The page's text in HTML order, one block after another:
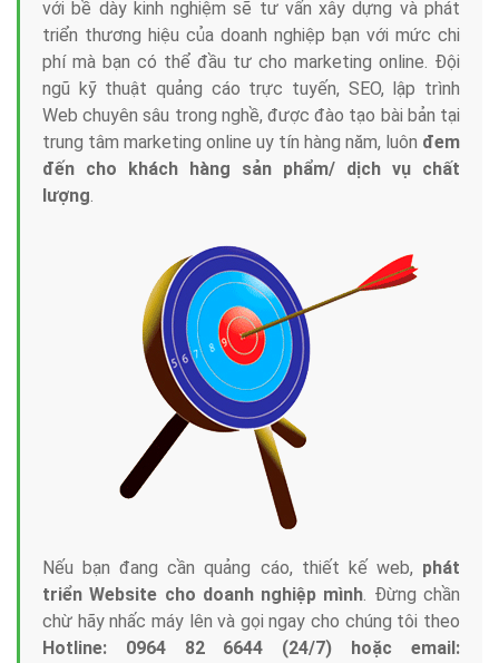
với bề dày kinh nghiệm sẽ tư vấn xây dựng và phát
triển thương hiệu của doanh nghiệp bạn với mức chi
phí mà bạn có thể đầu tư cho marketing online. Đội
ngũ kỹ thuật quảng cáo trực tuyến, SEO, lập trình
Web chuyên sâu trong nghề, được đào tạo bài bản tại
trung tâm marketing online uy tín hàng năm, luôn đem
đến cho khách hàng sản phẩm/ dịch vụ chất
lượng.
Nếu bạn đang cần quảng cáo, thiết kế web, phát
triển Website cho doanh nghiệp mình. Đừng chần
chừ hãy nhấc máy lên và gọi ngay cho chúng tôi theo
Hotline: 0964 82 6644 (24/7) hoặc email: